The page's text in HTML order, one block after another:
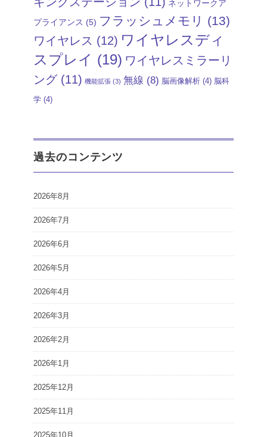
ネットワークア
プライアンス (5) フラッシュメモリ (13)
ワイヤレス (12) ワイヤレスディ
スプレイ (19) ワイヤレスミラーリ
ング(11) 機能拡張 (3) 無線 (8) 脳画像解析 (4) 脳科
学 (4)
過去のコンテンツ
2026年8月
2026年7月
2026年6月
2026年5月
2026年4月
2026年3月
2026年2月
2026年1月
2025年12月
2025年11月
2025年10月